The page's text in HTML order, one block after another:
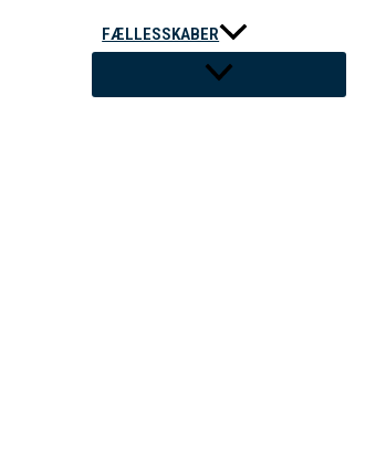
FÆLLESSKABER